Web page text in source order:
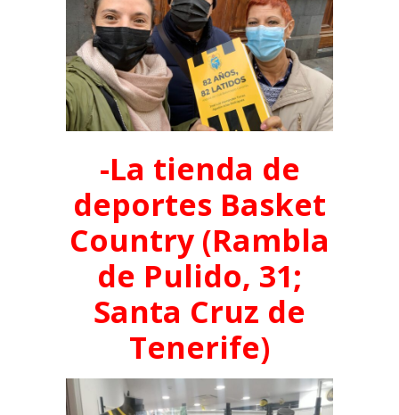
-La tienda de
deportes Basket
Country (Rambla
de Pulido, 31;
Santa Cruz de
Tenerife)